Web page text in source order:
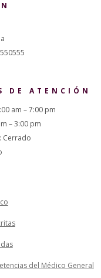
DE ATENCIÓN
am – 7:00 pm
– 3:00 pm
Cerrado
del Médico General